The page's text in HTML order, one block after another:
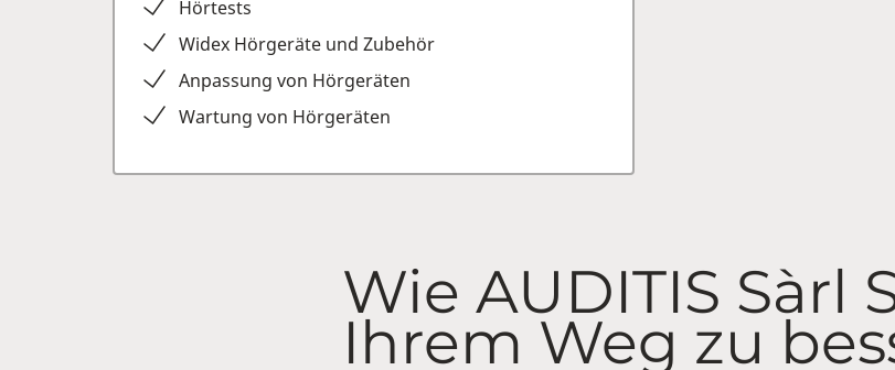
Hörtests
Widex Hörgeräte und Zubehör
Anpassung von Hörgeräten
Wartung von Hörgeräten
Wie AUDITIS Sàrl
Ihrem Weg zu